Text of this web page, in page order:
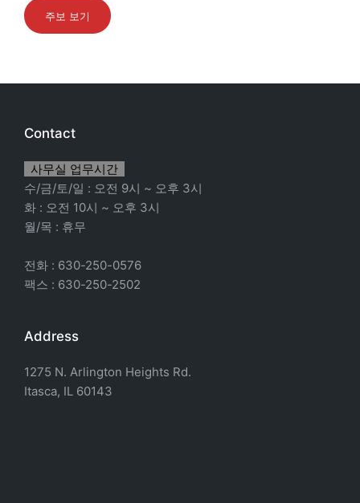
주보 보기
Contact
사무실 업무시간
수/금/토/일 : 오전 9시 ~ 오후 3시
화 : 오전 10시 ~ 오후 3시
월/목 : 휴무
전화 : 630-250-0576
팩스 : 630-250-2502
Address
1275 N. Arlington Heights Rd.
Itasca, IL 60143